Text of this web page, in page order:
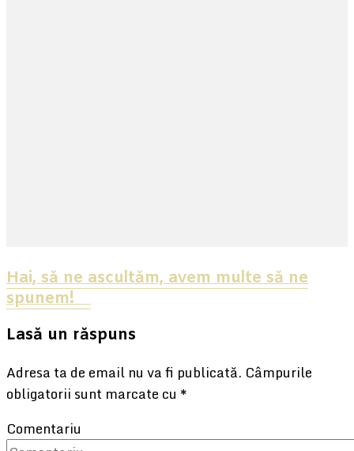
Hai, să ne ascultăm, avem multe să ne
spunem! ⠀
Lasă un răspuns
Adresa ta de email nu va fi publicată. Câmpurile
obligatorii sunt marcate cu *
Comentariu